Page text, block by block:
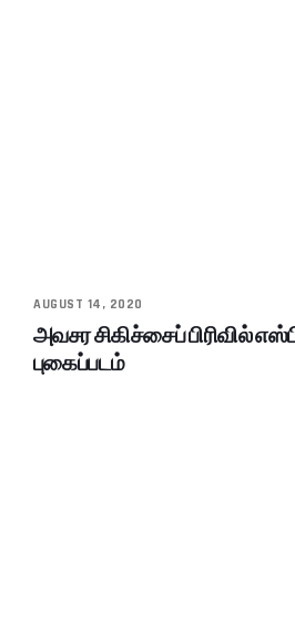
AUGUST 14, 2020
அவசர சிகிச்சைப் பிரிவில்
புகைப்படம்